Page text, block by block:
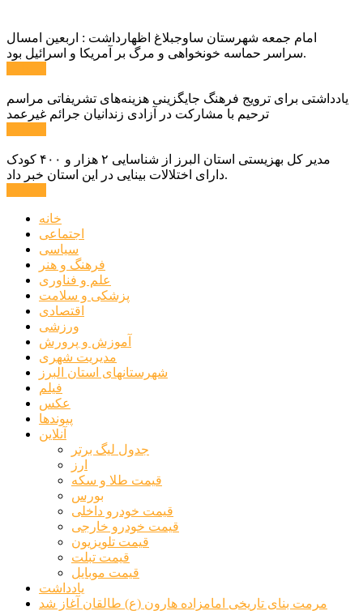
امام جمعه شهرستان ساوجبلاغ اظهارداشت : اربعین امسال
سراسر حماسه خونخواهی و مرگ بر آمریکا و اسرائیل بود.
یادداشتی برای ترویج فرهنگ جایگزینی هزینه‌های تشریفاتی مراسم
ترحیم با مشارکت در آزادی زندانیان جرائم غیرعمد
مدیر کل بهزیستی استان البرز از شناسایی ۲ هزار و ۴۰۰ کودک
دارای اختلالات بینایی در این استان خبر داد.
خانه
اجتماعی
سیاسی
فرهنگ و هنر
علم و فناوری
پزشکی و سلامت
اقتصادی
ورزشی
آموزش و پرورش
مدیریت شهری
شهرستانهای استان البرز
فیلم
عکس
پیوندها
آنلاین
جدول لیگ برتر
ارز
قیمت طلا و سکه
بورس
قیمت خودرو داخلی
قیمت خودرو خارجی
قیمت تلویزیون
قیمت تبلت
قیمت موبایل
یادداشت
مرمت بنای تاریخی امامزاده هارون (ع) طالقان آغاز شد